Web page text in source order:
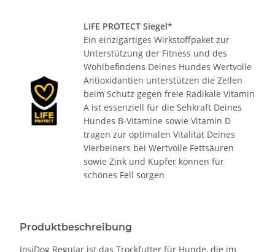
LIFE PROTECT Siegel*
Ein einzigartiges Wirkstoffpaket zur
Unterstützung der Fitness und des
Wohlbefindens Deines Hundes Wertvolle
Antioxidantien unterstützen die Zellen
beim Schutz gegen freie Radikale Vitamin
A ist essenziell für die Sehkraft Deines
Hundes B-Vitamine sowie Vitamin D
tragen zur optimalen Vitalität Deines
Vierbeiners bei Wertvolle Fettsäuren
sowie Zink und Kupfer können für
schönes Fell sorgen
Produktbeschreibung
JosiDog Regular ist das Trockfutter für Hunde, die im